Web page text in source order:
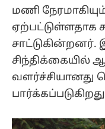
மணி
ஏற்பட்டுள்ளதாக
வளர்ச்சியானது